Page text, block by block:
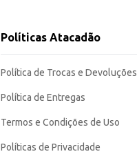
Políticas Atacadão
Política de Trocas e Devoluções
Política de Entregas
Termos e Condições de Uso
Políticas de Privacidade